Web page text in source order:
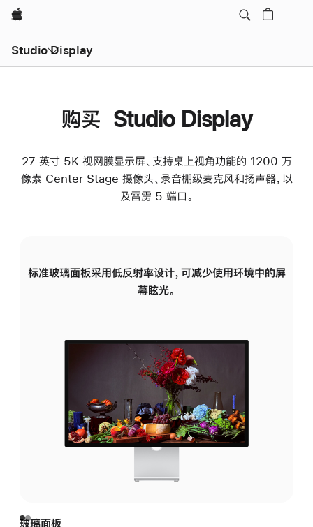
Apple
Studio Display
购买 Studio Display
27 英寸 5K 视网膜显示屏、支持桌上视角功能的 1200 万
像素 Center Stage 摄像头、录音棚级麦克风和扬声器，以
及雷雳 5 端口。
标准玻璃面板采用低反射率设计，可减少使用环境中的屏
幕眩光。
玻璃面板